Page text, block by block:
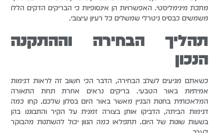
מתכת מינימליסטי. האפשרויות הן אינסופיות כי הבריקים הדקים הללו
משמשים כבסיס ניטרלי שמשלים כל רעיון עיצובי.
תהליך הבחירה וההתקנה
הנכון
כשאתם מגיעים לשלב הבחירה, הדבר הכי חשוב זה לראות דגימות
אמיתיות באור הטבעי. בריקים נראים אחרת תחת התאורה
המלאכותית בחנות הבניין מאשר באור היום בסלון שלכם. קחו כמה
דגימות הביתה, הדביקו אותן בצורה זמנית על הקיר והתבוננו בהן
בשעות שונות של היום. תתפלאו כמה הגוון יכול להשתנות מהבוקר